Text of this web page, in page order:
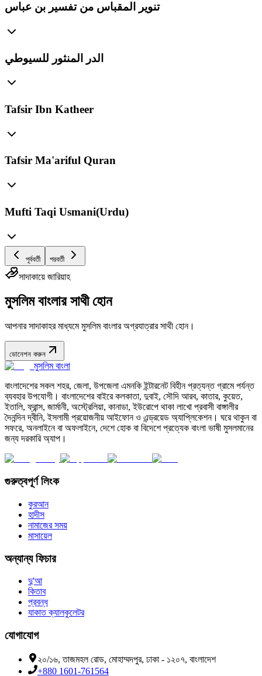
تنوير المقباس من تفسير بن عباس
الدر المنثور للسيوطي
Tafsir Ibn Katheer
Tafsir Ma'ariful Quran
Mufti Taqi Usmani(Urdu)
পূর্ববর্তী পরবর্তী
সাদাকায়ে জারিয়াহ
মুসলিম বাংলার সাথী হোন
আপনার সাদাকাহর মাধ্যমে মুসলিম বাংলার অগ্রযাত্রার সাথী হোন।
ডোনেশন করুন
মুসলিম বাংলা
বাংলাদেশের সকল শহর, জেলা, উপজেলা এমনকি ইন্টারনেট বিহীন প্রত্যন্ত গ্রামে পর্যন্ত
ব্যবহার উপযোগী। বাংলাদেশের বাইরে কলকাতা, দুবাই, সৌদি আরব, কাতার, কুয়েত,
ইতালি, ফ্রান্স, জার্মানী, অস্ট্রেলিয়া, কানাডা, ইউরোপে থাকা লাখো প্রবাসী বাঙ্গালীর
দৈনন্দিন দ্বীনি, ইসলামী প্রয়োজনীয় আইফোন ও এন্ড্রয়েড অ্যাপ্লিকেশন। ঘরে থাকুন বা
সফরে, অনলাইনে বা অফলাইনে, দেশে হোক বা বিদেশে প্রত্যেক বাংলা ভাষী মুসলমানের
জন্য দরকারি অ্যাপ।
গুরুত্বপূর্ণ লিংক
কুরআন
হাদীস
নামাজের সময়
মাসায়েল
অন্যান্য ফিচার
দু'আ
কিতাব
প্রবন্ধ
যাকাত ক্যালকুলেটর
যোগাযোগ
২০/১৬, তাজমহল রোড, মোহাম্মদপুর, ঢাকা - ১২০৭, বাংলাদেশ
+880 1601-761564